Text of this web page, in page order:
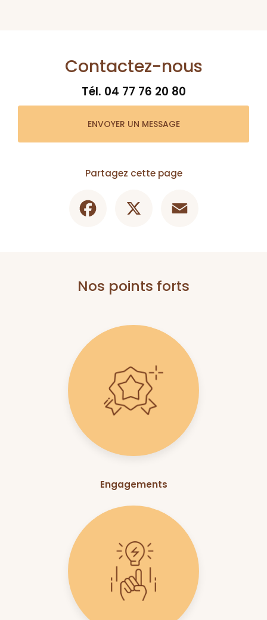
Contactez-nous
Tél. 04 77 76 20 80
ENVOYER UN MESSAGE
Partagez cette page
Nos points forts
Engagements